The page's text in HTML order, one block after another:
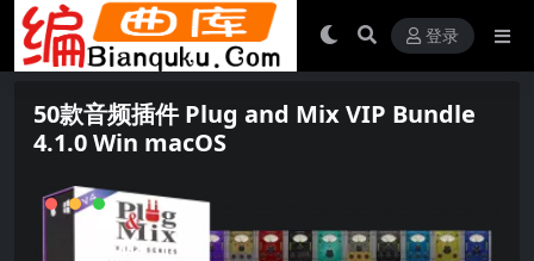
登录
50款音频插件 Plug and Mix VIP Bundle
4.1.0 Win macOS